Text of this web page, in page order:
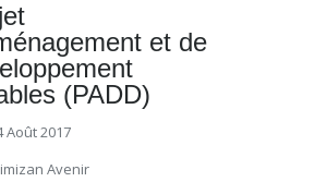
et de
(PADD)
Août 2017
Avenir